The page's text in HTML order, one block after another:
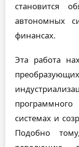
становится
автономных
финансах.
Эта работа
системах и
Подобно